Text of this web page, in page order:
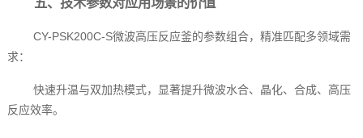
CY-PSK200C-S微波高压反应釜的参数组合，精准匹配多领域需
求：
快速升温与双加热模式，显著提升微波水合、晶化、合成、高压
反应效率。